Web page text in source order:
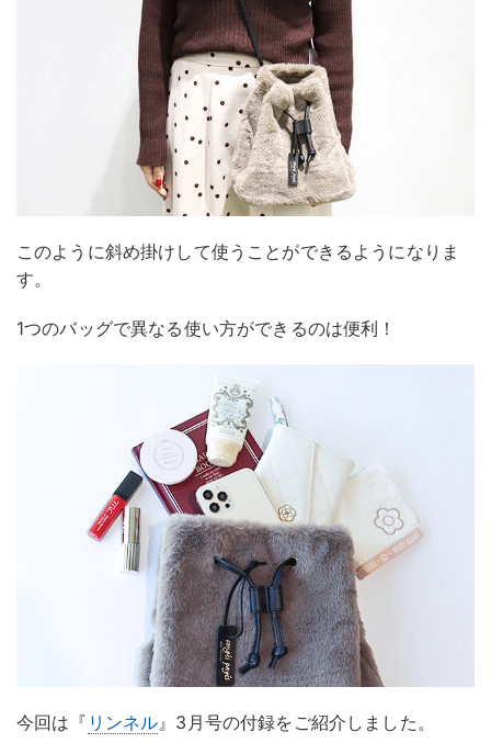
このように斜め掛けして使うことができるようになりま
す。
1つのバッグで異なる使い方ができるのは便利！
今回は『 リンネル』3月号の付録をご紹介しました。